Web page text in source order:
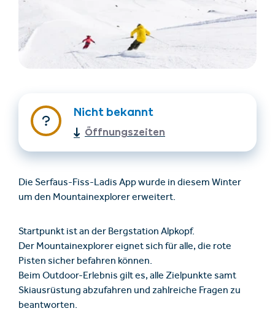
Unterkünfte finden
Ticket- &
+43/5476/6239
Nicht bekannt
Öffnungszeiten
Die Serfaus-Fiss-Ladis App wurde in diesem Winter
um den Mountainexplorer erweitert.
Startpunkt ist an der Bergstation Alpkopf.
Der Mountainexplorer eignet sich für alle, die rote
Pisten sicher befahren können.
Beim Outdoor-Erlebnis gilt es, alle Zielpunkte samt
Skiausrüstung abzufahren und zahlreiche Fragen zu
beantworten.